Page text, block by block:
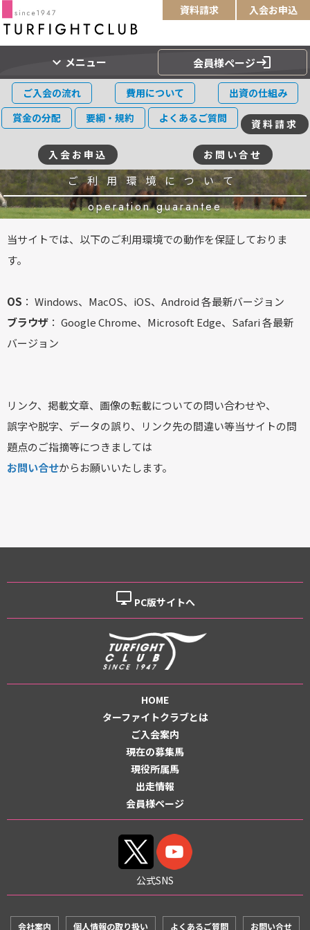
資料請求 入会お申込
expand_more メニュー 会員様ページlogin
ご入会の流れ 費用について
出資の仕組み
賞金の分配
要綱・規約 よくあるご質問 資料請求
入会お申込 お問い合せ
ご利用環境について
operation guarantee
当サイトでは、以下のご利用環境での動作を保証しておりま
す。
OS ： Windows、MacOS、iOS、Android 各最新バージョン
ブラウザ ： Google Chrome、Microsoft Edge、Safari 各最新
バージョン
リンク、掲載文章、画像の転載についての問い合わせや、
誤字や脱字、データの誤り、リンク先の間違い等当サイトの問
題点のご指摘等につきましては
お問い合せからお願いいたします。
desktop_windows PC版サイトへ
HOME
ターファイトクラブとは
ご入会案内
現在の募集馬
現役所属馬
出走情報
会員様ページ
公式SNS
会社案内 個人情報の取り扱い よくあるご質問 お問い合せ